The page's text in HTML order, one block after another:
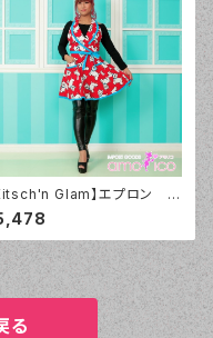
Glam】エプロン ラ
ウェスティ Westies
る